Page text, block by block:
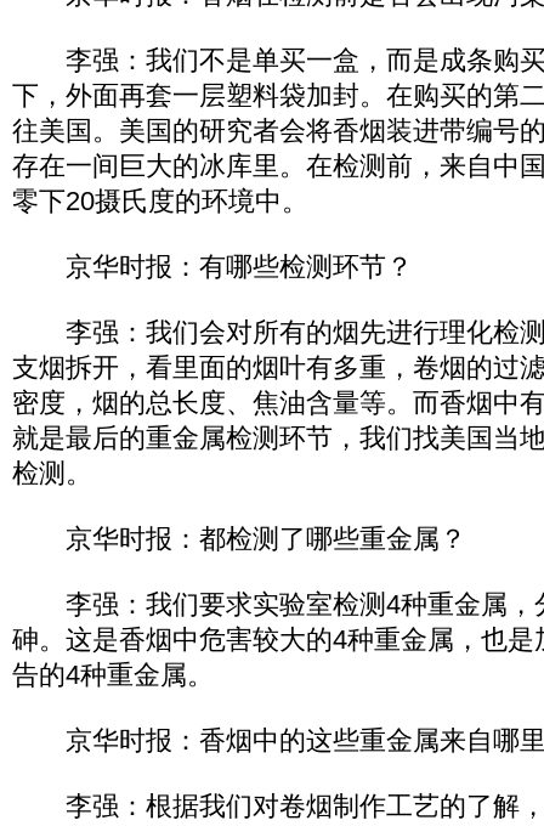
李强：我们不是单买一盒，而是成条购
下，外面再套一层塑料袋加封。在购买的第
往美国。美国的研究者会将香烟装进带编号
存在一间巨大的冰库里。在检测前，来自中
零下20摄氏度的环境中。
京华时报：有哪些检测环节？
李强：我们会对所有的烟先进行理化检
支烟拆开，看里面的烟叶有多重，卷烟的过
密度，烟的总长度、焦油含量等。而香烟中
就是最后的重金属检测环节，我们找美国当
检测。
京华时报：都检测了哪些重金属？
李强：我们要求实验室检测4种重金属，
砷。这是香烟中危害较大的4种重金属，也
告的4种重金属。
京华时报：香烟中的这些重金属来自哪
李强：根据我们对卷烟制作工艺的了解